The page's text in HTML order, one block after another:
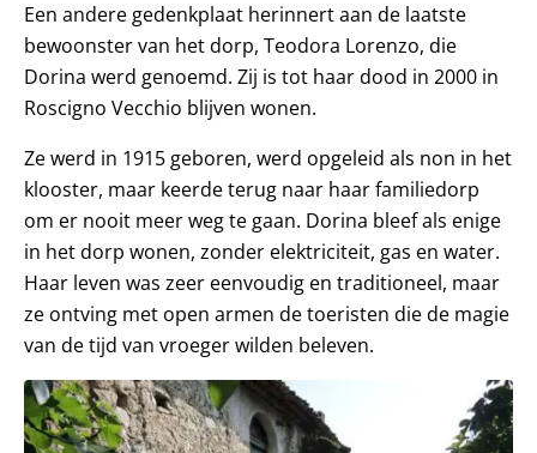
Een andere gedenkplaat herinnert aan de laatste
bewoonster van het dorp, Teodora Lorenzo, die
Dorina werd genoemd. Zij is tot haar dood in 2000 in
Roscigno Vecchio blijven wonen.
Ze werd in 1915 geboren, werd opgeleid als non in het
klooster, maar keerde terug naar haar familiedorp
om er nooit meer weg te gaan. Dorina bleef als enige
in het dorp wonen, zonder elektriciteit, gas en water.
Haar leven was zeer eenvoudig en traditioneel, maar
ze ontving met open armen de toeristen die de magie
van de tijd van vroeger wilden beleven.